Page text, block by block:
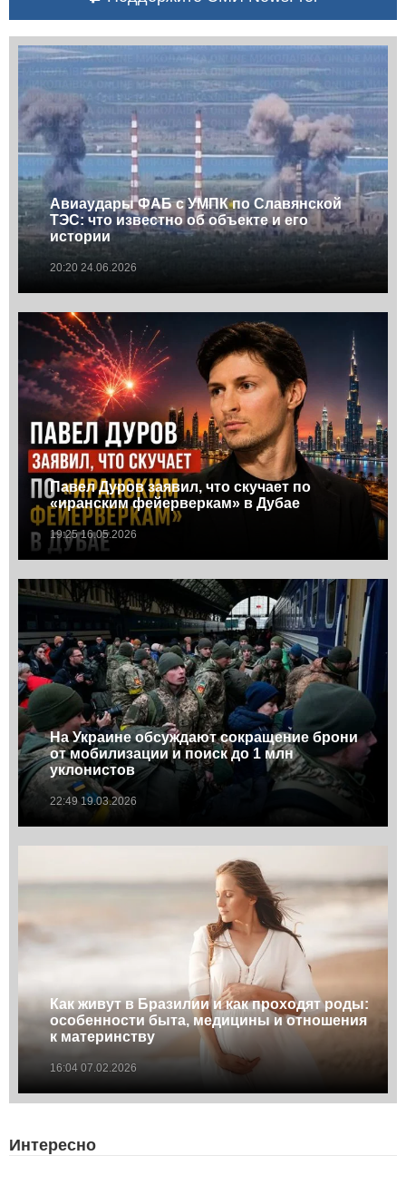
Авиаудары ФАБ с УМПК по Славянской
ТЭС: что известно об объекте и его
истории
20:20 24.06.2026
Павел Дуров заявил, что скучает по
«иранским фейерверкам» в Дубае
19:25 16.05.2026
На Украине обсуждают сокращение брони
от мобилизации и поиск до 1 млн
уклонистов
22:49 19.03.2026
Как живут в Бразилии и как проходят роды:
особенности быта, медицины и отношения
к материнству
16:04 07.02.2026
Интересно